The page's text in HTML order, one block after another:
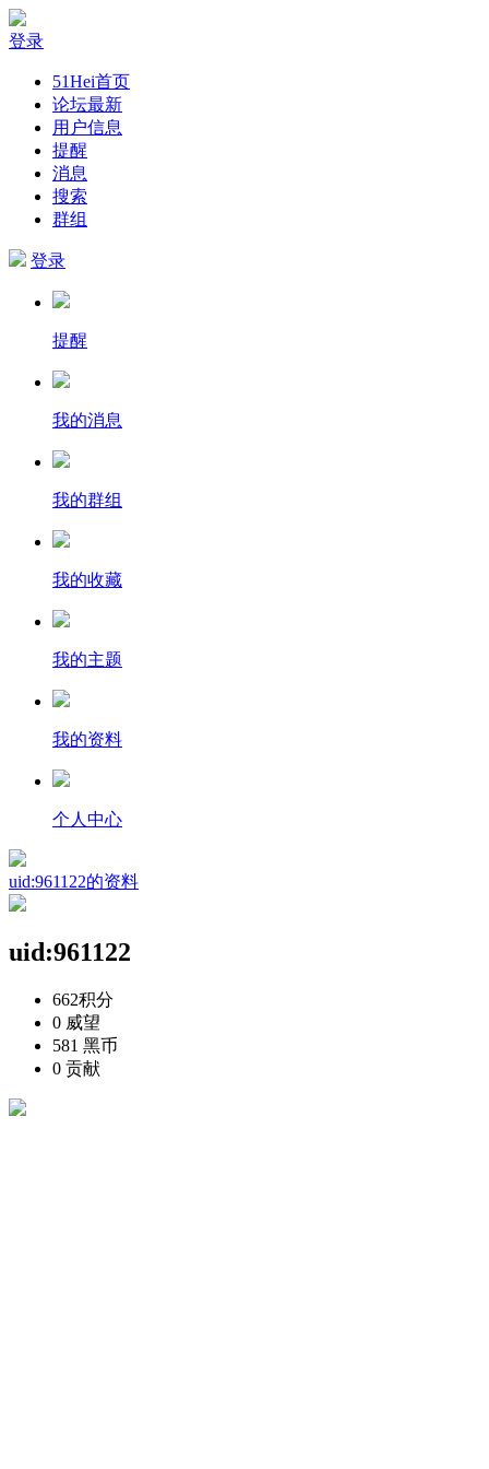
登录
51Hei首页
论坛最新
用户信息
提醒
消息
搜索
群组
登录
提醒
我的消息
我的群组
我的收藏
我的主题
我的资料
个人中心
uid:961122的资料
uid:961122
662积分
0 威望
581 黑币
0 贡献